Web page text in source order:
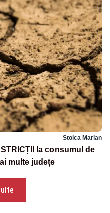
Stoica Marian
la consumul de
multe județe